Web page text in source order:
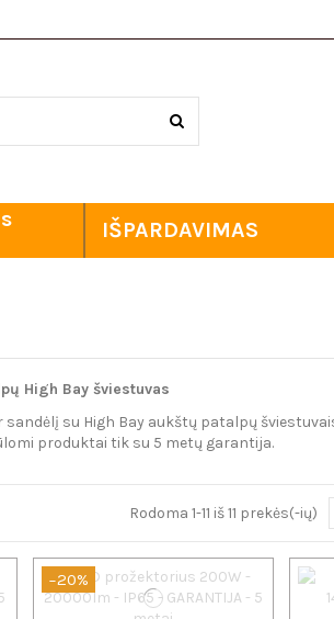
IŠPARDAVIMAS
High Bay šviestuvas
sandėlį su High Bay aukštų patalpų
produktai tik su 5 metų garantija.
Rodoma 1-11 iš 11 prekės(-ių)
−20%